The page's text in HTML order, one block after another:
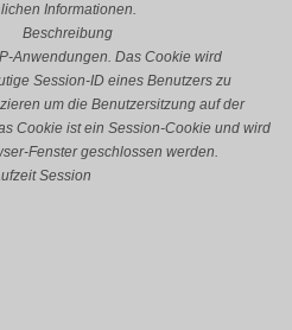
Informationen.
Beschreibung
Anwendungen. Das Cookie wird
Session-ID eines Benutzers zu
um die Benutzersitzung auf der
Cookie ist ein Session-Cookie und wird
Fenster geschlossen werden.
Session